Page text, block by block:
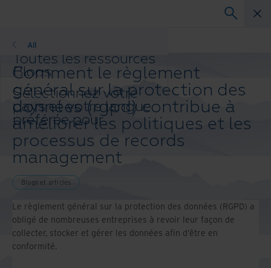
Toutes les ressources
Blogs
Réussites client
Guides solution
Webinaires
Livre blanc
All
Sélectionnez votre
pays et votre langue
préférée pour
améliorer votre
expérience de
navigation.
Pays et langue
préférés :
Europe and Southern Africa
Latin America
Middle East North Africa And
Turkey
Blogs et articles
Comment le règlement
général sur la protection des
données (rgpd) contribue à
améliorer les politiques et les
processus de records
management
Blogs et articles
Le règlement général sur la protection des données (RGPD) a
obligé de nombreuses entreprises à revoir leur façon de
collecter, stocker et gérer les données afin d’être en
conformité.